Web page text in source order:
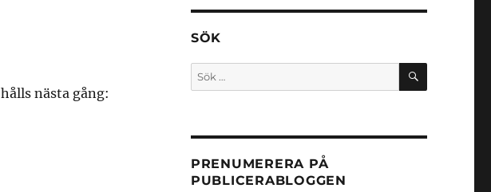
hålls nästa gång:
SÖK
Sök
efter:
SÖK
PRENUMERERA PÅ
PUBLICERABLOGGEN